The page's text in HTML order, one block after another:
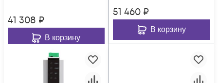
41 308 ₽
В корзину
температур MOXA
51 460 ₽
В корзину